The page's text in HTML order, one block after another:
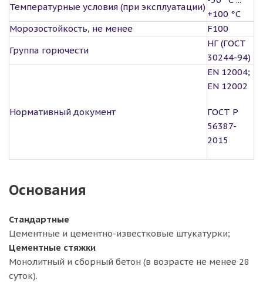
Температурные условия (при эксплуатации)
+100 °С
Морозостойкость, не менее
F100
Группа горючести
НГ (ГОСТ
30244-94)
Нормативный документ
EN 12004;
EN 12002
ГОСТ Р
56387-
2015
Основания
Стандартные
Цементные и цементно-известковые штукатурки;
Цементные стяжки
Монолитный и сборный бетон (в возрасте не менее 28
суток).